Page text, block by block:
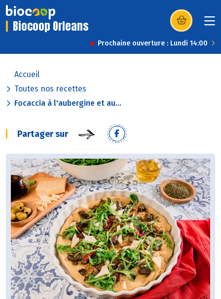
Biocoop Orleans (s’ouvre dans
Prochaine ouverture : Lundi 14:00
Accueil
Toutes nos recettes
Focaccia à l'aubergine et au...
Partager sur